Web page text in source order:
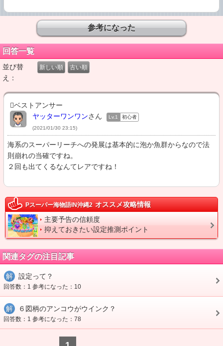
回答一覧
並び替
え：
新しい順 古い順
ベストアンサー
ヤッターワンワンさん Lv.1
初心者
(2021/01/30 23:15)
海系のスーパーリーチへの発展は基本的に泡か魚群からなので法
則崩れの当確ですね。
２回も出てくるなんてレアですね！
Pスーパー海物語IN沖縄2 オススメ攻略情報
主要予告の信頼度
抑えておきたい設定推測ポイント
関連タグの注目記事
解 設定って？
回答数：1 参考になった：10
解 ６図柄のアンコウがウインク？
回答数：1 参考になった：78